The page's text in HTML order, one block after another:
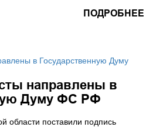
ПОДРОБНЕЕ
направлены в
Думу ФС РФ
области поставили подпись